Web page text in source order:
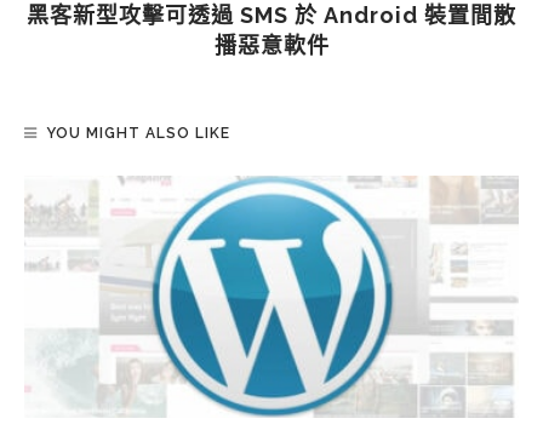
黑客新型攻擊可透過 SMS 於 Android 裝置間散
播惡意軟件
YOU MIGHT ALSO LIKE